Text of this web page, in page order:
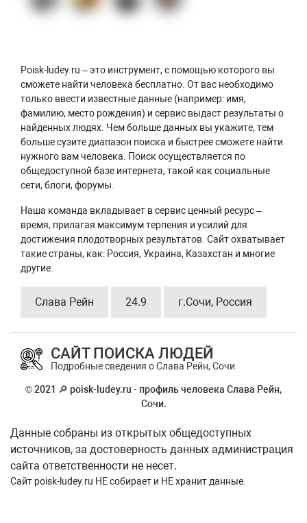
Poisk-ludey.ru – это инструмент, с помощью которого вы
сможете найти человека бесплатно. От вас необходимо
только ввести известные данные (например: имя,
фамилию, место рождения) и сервис выдаст результаты о
найденных людях. Чем больше данных вы укажите, тем
больше сузите диапазон поиска и быстрее сможете найти
нужного вам человека. Поиск осуществляется по
общедоступной базе интернета, такой как социальные
сети, блоги, форумы.
Наша команда вкладывает в сервис ценный ресурс –
время, прилагая максимум терпения и усилий для
достижения плодотворных результатов. Сайт охватывает
такие страны, как: Россия, Украина, Казахстан и многие
другие.
Слава Рейн 24.9 г.Сочи, Россия
САЙТ ПОИСКА ЛЮДЕЙ
Подробные сведения о Слава Рейн, Сочи
© 2021 🔎 poisk-ludey.ru - профиль человека Слава Рейн,
Сочи.
Данные собраны из открытых общедоступных
источников, за достоверность данных администрация
сайта ответственности не несет.
Сайт poisk-ludey.ru НЕ собирает и НЕ хранит данные.